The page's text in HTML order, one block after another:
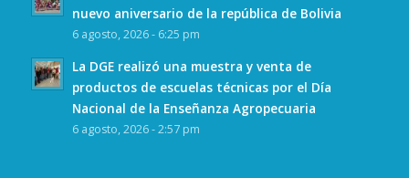
nuevo aniversario de la república de Bolivia
6 agosto, 2026 - 6:25 pm
La DGE realizó una muestra y venta de
productos de escuelas técnicas por el Día
Nacional de la Enseñanza Agropecuaria
6 agosto, 2026 - 2:57 pm